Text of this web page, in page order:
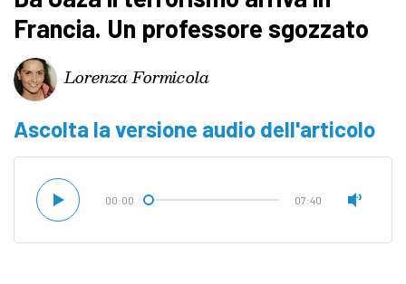
Francia. Un professore sgozzato
Lorenza Formicola
Ascolta la versione audio dell'articolo
00:00 07:40